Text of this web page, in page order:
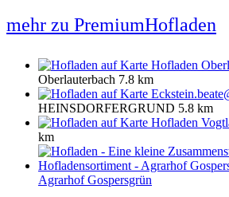
mehr zu PremiumHofladen
Hofladen
Oberlauterbach 7.8 km
HEINSDORFERGRUND 5.8 km
Hofladen
km
Agrarhof Gospersgrün